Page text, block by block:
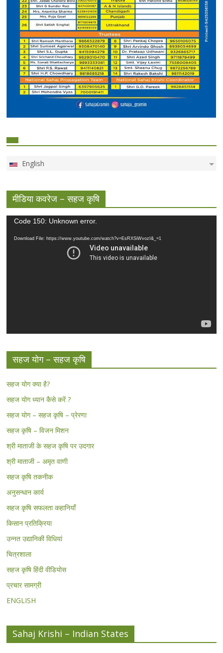
English
मीडिया कवरेज – सहज कृषि
Video
Code 150: Unknown error.
Download File: https://www.youtube.com/watch?v=EsRXSiWvozI&_=1
सहज योग – सहज कृषि
सहज योग क्या है?
सहज योग ध्यान कैसे करें ?
सहज योग – सहज कृषि – प्रेरणा
सहज कृषि – विजन मिशन
श्री माताजी के सहज कृषि पर उदगार
श्री माताजी – अमृत वाणी
सहज कृषि तकनीक
अनुसन्धान कार्य
सहज कृषि सफलता कहानियाँ
किसान प्रतिक्रिया
उन्नत उद्यानिकी विधियां
चित्रशाला
सहज कृषि हिंदी वीडियोस
प्रचार सामग्री
ENGLISH
Sahaj Krishi – Indian States